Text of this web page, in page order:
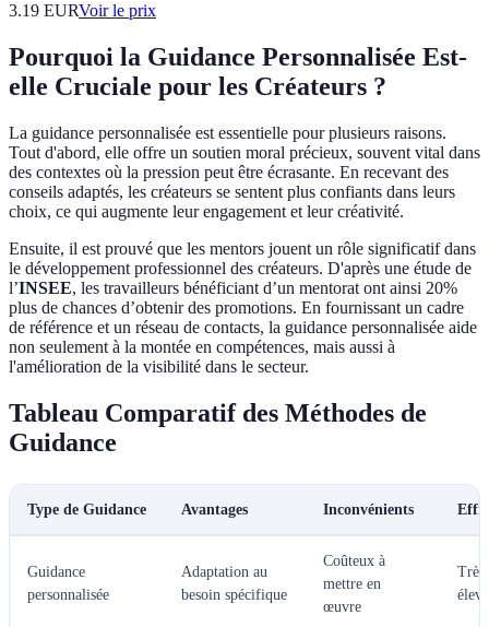
3.19 EURVoir le prix
Pourquoi la Guidance Personnalisée Est-
elle Cruciale pour les Créateurs ?
La guidance personnalisée est essentielle pour plusieurs raisons.
Tout d'abord, elle offre un soutien moral précieux, souvent vital dans
des contextes où la pression peut être écrasante. En recevant des
conseils adaptés, les créateurs se sentent plus confiants dans leurs
choix, ce qui augmente leur engagement et leur créativité.
Ensuite, il est prouvé que les mentors jouent un rôle significatif dans
le développement professionnel des créateurs. D'après une étude de
l’INSEE, les travailleurs bénéficiant d’un mentorat ont ainsi 20%
plus de chances d’obtenir des promotions. En fournissant un cadre
de référence et un réseau de contacts, la guidance personnalisée aide
non seulement à la montée en compétences, mais aussi à
l'amélioration de la visibilité dans le secteur.
Tableau Comparatif des Méthodes de
Guidance
Type de Guidance Avantages Inconvénients
Guidance
personnalisée
Adaptation au
besoin spécifique
Coûteux à
mettre en
œuvre
Très